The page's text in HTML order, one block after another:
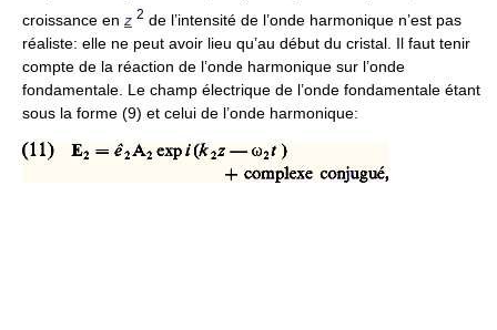
croissance en z 2 de l’intensité de l’onde harmonique n’est pas
réaliste: elle ne peut avoir lieu qu’au début du cristal. Il faut tenir
compte de la réaction de l’onde harmonique sur l’onde
fondamentale. Le champ électrique de l’onde fondamentale étant
sous la forme (9) et celui de l’onde harmonique: